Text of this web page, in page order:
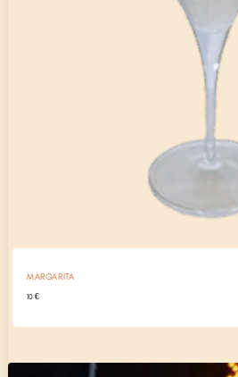
MARGARITA
10 €